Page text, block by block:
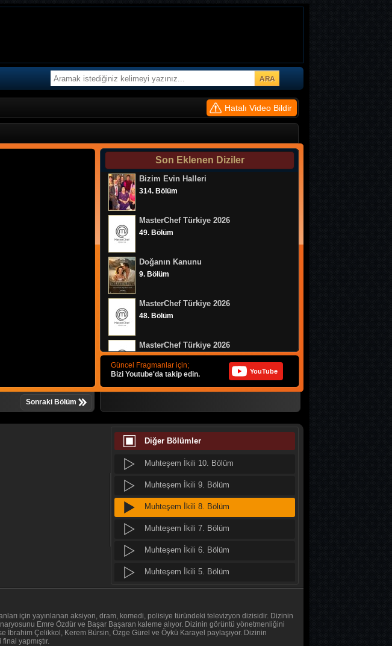
Hatalı Video Bildir
Son Eklenen Diziler
Bizim Evin Halleri
314. Bölüm
MasterChef Türkiye 2026
49. Bölüm
Doğanın Kanunu
9. Bölüm
MasterChef Türkiye 2026
48. Bölüm
MasterChef Türkiye 2026
47. Bölüm
Altı Üstü İstanbul
46. Bölüm
Daha 17
10. Bölüm
Her Şey Mümkün
2. Bölüm
Her Şey Mümkün
Baş Başa
Güncel Fragmanlar için;
Bizi Youtube'da takip edin.
YouTube
Sonraki Bölüm
Diğer Bölümler
Muhteşem İkili 11. Bölüm
Muhteşem İkili 10. Bölüm
Muhteşem İkili 9. Bölüm
Muhteşem İkili 8. Bölüm
Muhteşem İkili 7. Bölüm
Muhteşem İkili 6. Bölüm
Muhteşem İkili 5. Bölüm
Muhteşem İkili 3. Bölüm
Muhteşem İkili 2. Bölüm
için yayınlanan aksiyon, dram, komedi, polisiye türündeki televizyon dizisidir. Dizinin
Emre Özdür ve Başar Başaran kaleme alıyor. Dizinin görüntü yönetmenliğini
Çelikkol, Kerem Bürsin, Özge Gürel ve Öykü Karayel paylaşıyor. Dizinin
yapmıştır.